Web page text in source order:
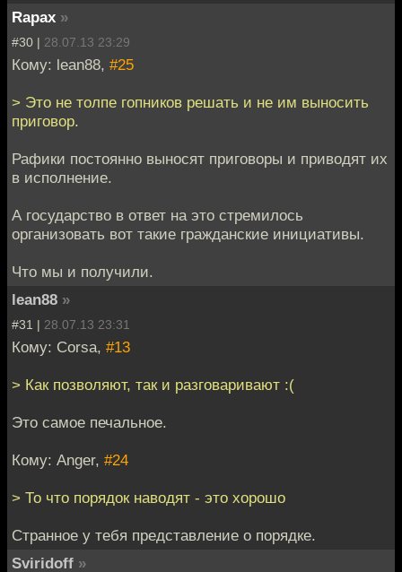
Rapax »
#30 | 28.07.13 23:29
Кому: lean88, #25
> Это не толпе гопников решать и не им выносить
приговор.
Рафики постоянно выносят приговоры и приводят их
в исполнение.
А государство в ответ на это стремилось
организовать вот такие гражданские инициативы.
Что мы и получили.
lean88 »
#31 | 28.07.13 23:31
Кому: Corsa, #13
> Как позволяют, так и разговаривают :(
Это самое печальное.
Кому: Anger, #24
> То что порядок наводят - это хорошо
Странное у тебя представление о порядке.
Sviridoff »